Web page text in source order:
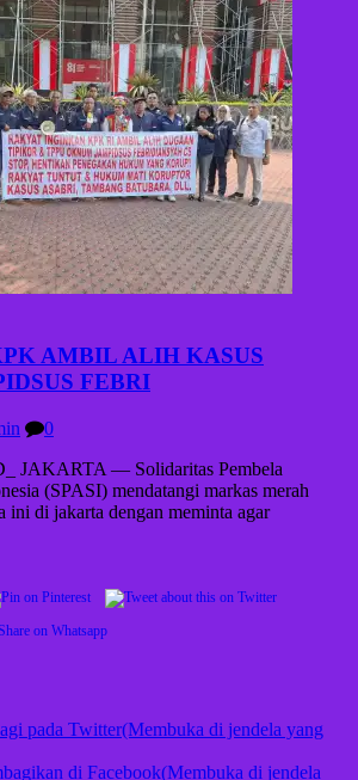
AMBIL ALIH KASUS
FEBRI
0
JAKARTA — Solidaritas Pembela
(SPASI) mendatangi markas merah
ini di jakarta dengan meminta agar
pada Twitter(Membuka di jendela yang
di Facebook(Membuka di jendela